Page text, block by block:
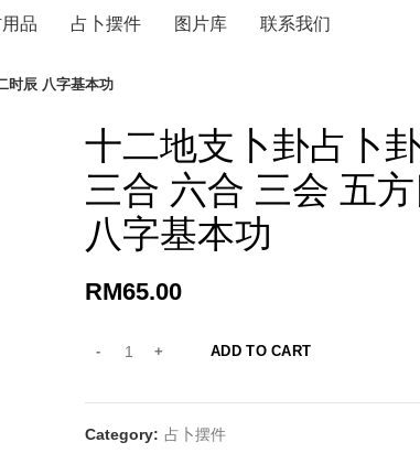
品 占卜摆件 图片库 联系我们
时辰 八字基本功
十二地支卜卦占卜
三合 六合 三会 五
八字基本功
RM65.00
ADD TO CART
Category: 占卜摆件